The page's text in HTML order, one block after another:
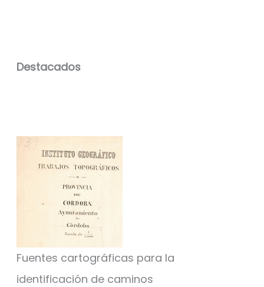
Destacados
Fuentes cartográficas para la
identificación de caminos